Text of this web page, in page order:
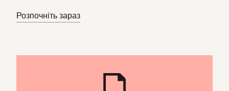
Розпочніть зараз